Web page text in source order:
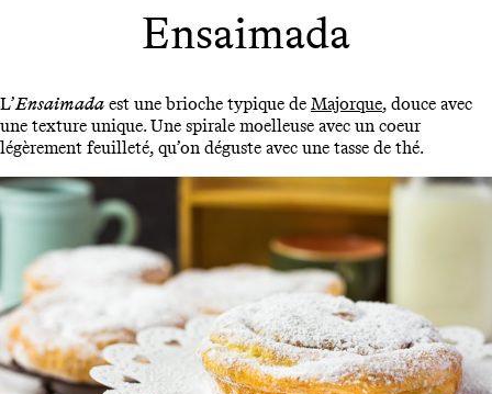
Ensaimada
L’Ensaimada est une brioche typique de Majorque, douce avec
une texture unique. Une spirale moelleuse avec un coeur
légèrement feuilleté, qu’on déguste avec une tasse de thé.